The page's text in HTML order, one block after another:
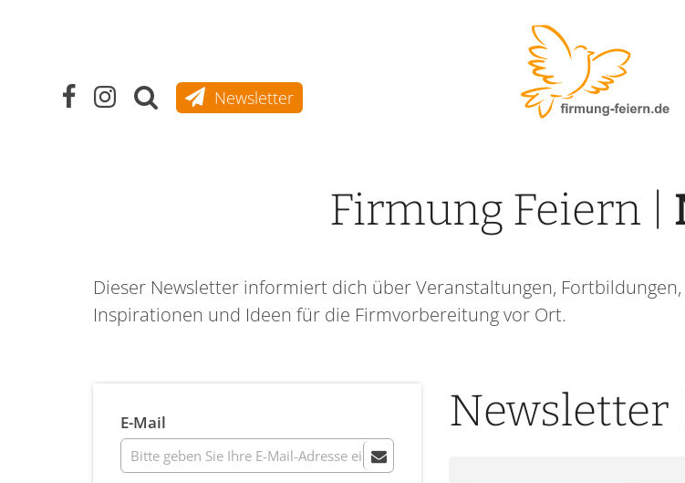
Newsletter
Firmung Feiern |
Dieser Newsletter informiert dich über Veranstaltungen,
Inspirationen und Ideen für die Firmvorbereitung vor Ort.
Newsletter |
E-Mail